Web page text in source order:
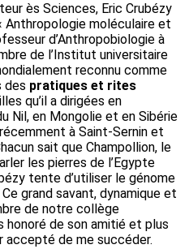
ès Sciences, Eric Crubézy
moléculaire et
d’Anthropobiologie à
de l’Institut universitaire
reconnu comme
des pratiques et rites
qu’il a dirigées en
Nil, en Mongolie et en Sibérie
à Saint-Sernin et
sait que Champollion, le
les pierres de l’Egypte
tente d’utiliser le génome
grand savant, dynamique et
de notre collège
honoré de son amitié et plus
accepté de me succéder.